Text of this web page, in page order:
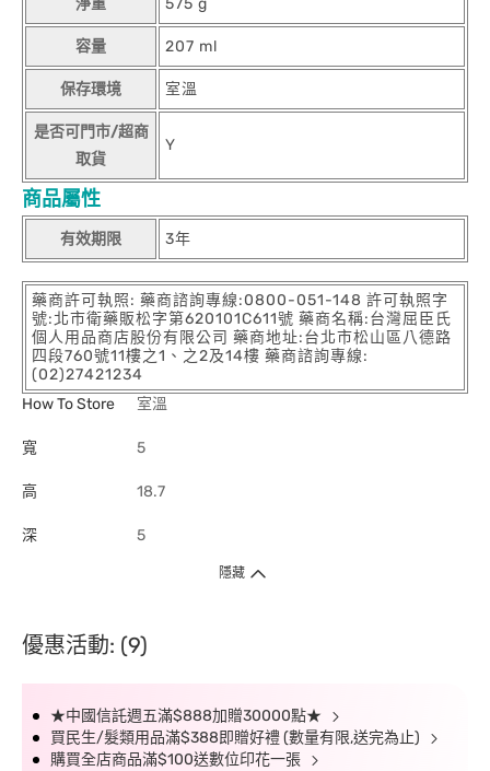
淨重 575 g
容量 207 ml
保存環境 室溫
是否可門市/超商
取貨
Y
商品屬性
有效期限 3年
藥商許可執照: 藥商諮詢專線:0800-051-148 許可執照字
號:北市衛藥販松字第620101C611號 藥商名稱:台灣屈臣氏
個人用品商店股份有限公司 藥商地址:台北市松山區八德路
四段760號11樓之1、之2及14樓 藥商諮詢專線:
(02)27421234
How To Store
室溫
寬 5
高 18.7
深 5
隱藏
優惠活動: (9)
★中國信託週五滿$888加贈30000點★
買民生/髮類用品滿$388即贈好禮 (數量有限,送完為止)
購買全店商品滿$100送數位印花一張